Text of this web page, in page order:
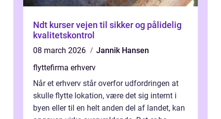
Ndt kurser vejen til sikker og pålidelig
kvalitetskontrol
08 march 2026
Jannik Hansen
flyttefirma erhverv
Når et erhverv står overfor udfordringen at
skulle flytte lokation, være det sig internt i
byen eller til en helt anden del af landet, kan